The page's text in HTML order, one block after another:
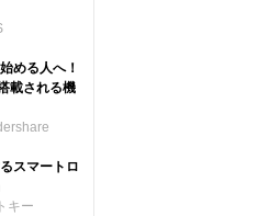
める人へ！
載される機
スマートロ
キー